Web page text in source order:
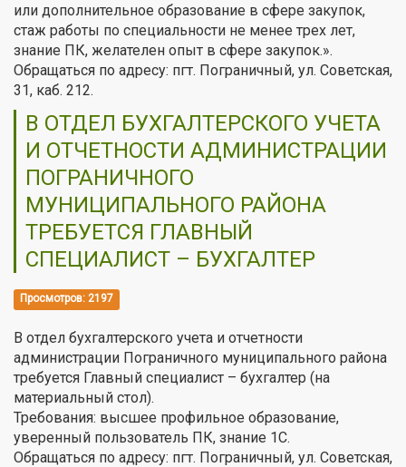
или дополнительное образование в сфере закупок,
стаж работы по специальности не менее трех лет,
знание ПК, желателен опыт в сфере закупок.».
Обращаться по адресу: пгт. Пограничный, ул. Советская,
31, каб. 212.
В ОТДЕЛ БУХГАЛТЕРСКОГО УЧЕТА
И ОТЧЕТНОСТИ АДМИНИСТРАЦИИ
ПОГРАНИЧНОГО
МУНИЦИПАЛЬНОГО РАЙОНА
ТРЕБУЕТСЯ ГЛАВНЫЙ
СПЕЦИАЛИСТ – БУХГАЛТЕР
Просмотров: 2197
В отдел бухгалтерского учета и отчетности
администрации Пограничного муниципального района
требуется Главный специалист – бухгалтер (на
материальный стол).
Требования: высшее профильное образование,
уверенный пользователь ПК, знание 1С.
Обращаться по адресу: пгт. Пограничный, ул. Советская,